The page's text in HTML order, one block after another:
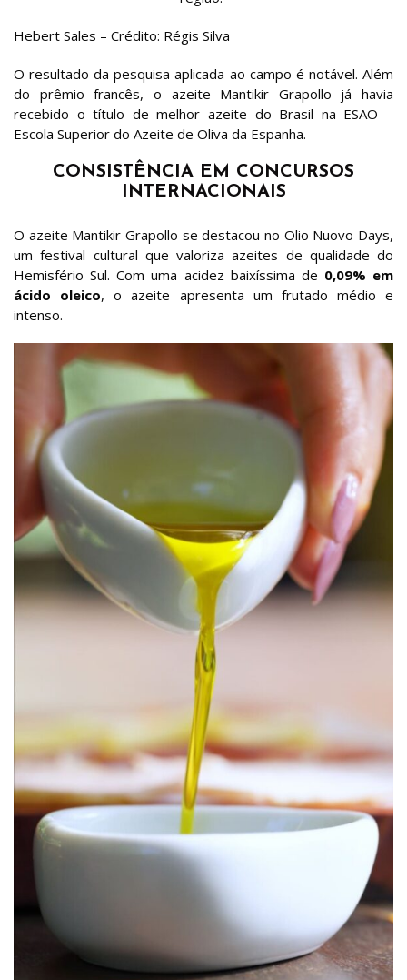
Hebert Sales – Crédito: Régis Silva
O resultado da pesquisa aplicada ao campo é notável. Além
do prêmio francês, o azeite Mantikir Grapollo já havia
recebido o título de melhor azeite do Brasil na ESAO –
Escola Superior do Azeite de Oliva da Espanha.
CONSISTÊNCIA EM CONCURSOS
INTERNACIONAIS
O azeite Mantikir Grapollo se destacou no Olio Nuovo Days,
um festival cultural que valoriza azeites de qualidade do
Hemisfério Sul. Com uma acidez baixíssima de 0,09% em
ácido oleico, o azeite apresenta um frutado médio e
intenso.